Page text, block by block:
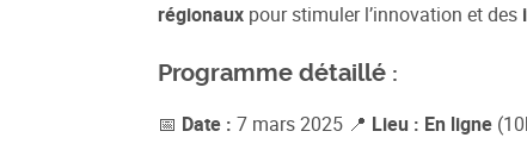
régionaux pour stimuler l’innovation et des
Programme détaillé :
📅 Date : 7 mars 2025 📍 Lieu : En ligne